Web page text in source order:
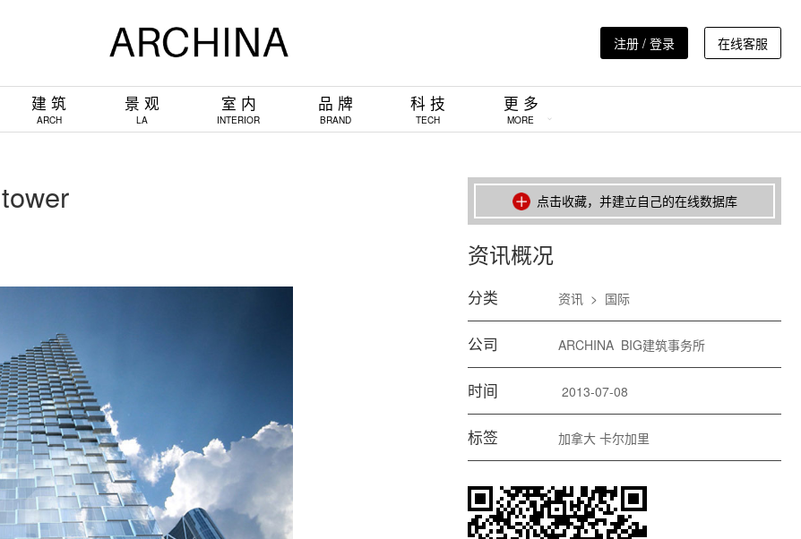
注册 / 登录 在线客服
建 筑
ARCH
景 观
LA
室 内
INTERIOR
品 牌
BRAND
科 技
TECH
更 多
MORE
点击收藏，并建立自己的在线数据库
资讯概况
分类 资讯> 国际
公司 ARCHINA BIG建筑事务所
时间 2013-07-08
标签 加拿大 卡尔加里